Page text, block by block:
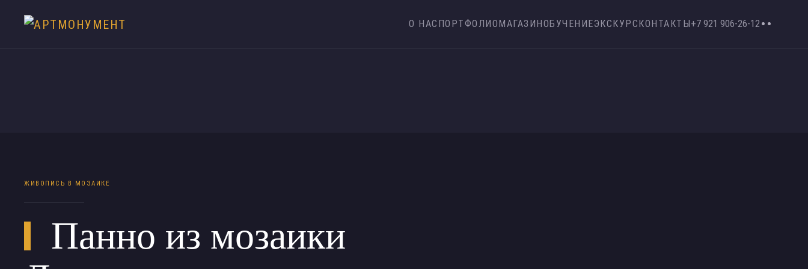
О НАС ПОРТФОЛИОМАГАЗИНОБУЧЕНИЕЭКСКУРСКОНТАКТЫ+7 921 906-26-12
ЖИВОПИСЬ В МОЗАИКЕ
Панно из мозаики